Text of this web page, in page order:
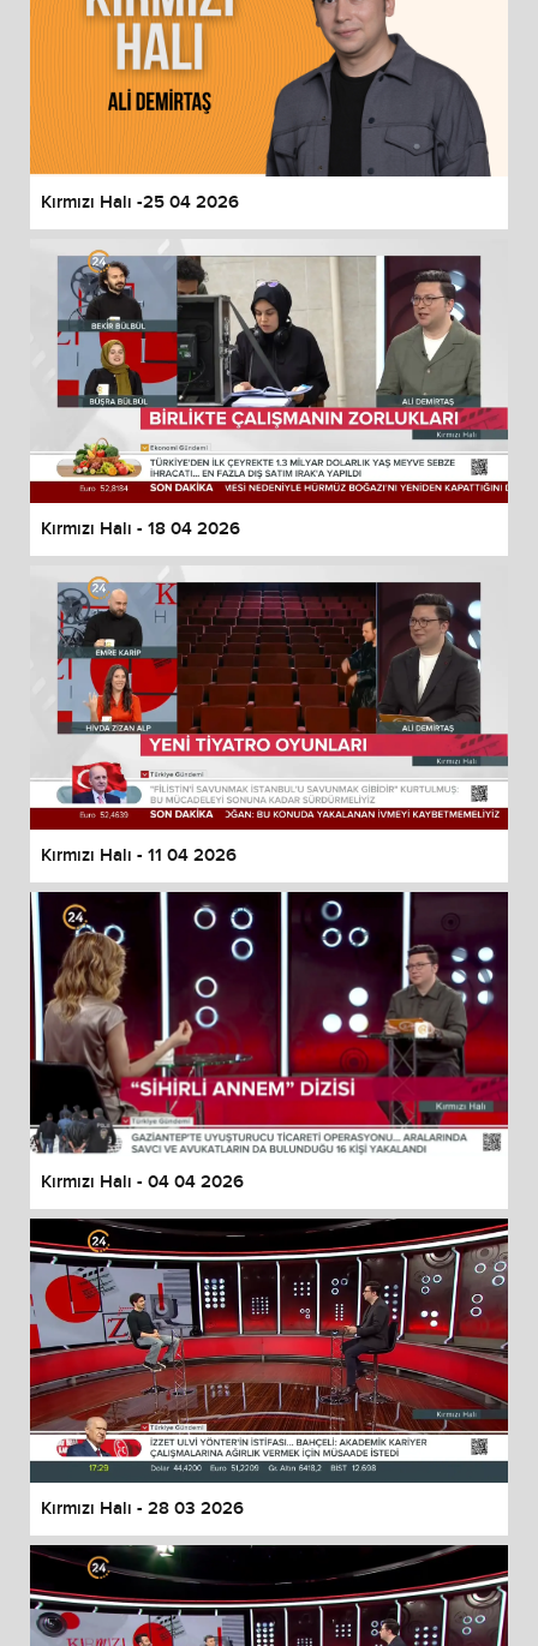
Kırmızı Halı -25 04 2026
Kırmızı Halı - 18 04 2026
Kırmızı Halı - 11 04 2026
Kırmızı Halı - 04 04 2026
Kırmızı Halı - 28 03 2026